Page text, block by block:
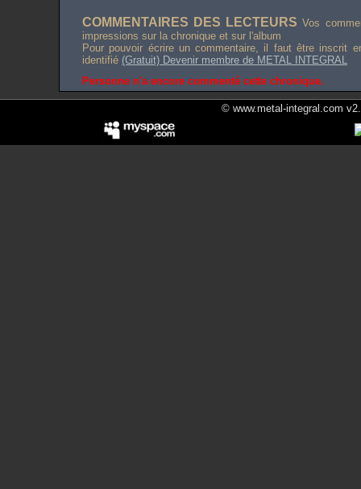
COMMENTAIRES DES LECTEURS Vos
impressions sur la chronique et sur l'album
Pour pouvoir écrire un commentaire, il faut être inscrit
identifié (Gratuit) Devenir membre de METAL INTEGRAL
Personne n'a encore commenté cette chronique.
© www.metal-integral.com